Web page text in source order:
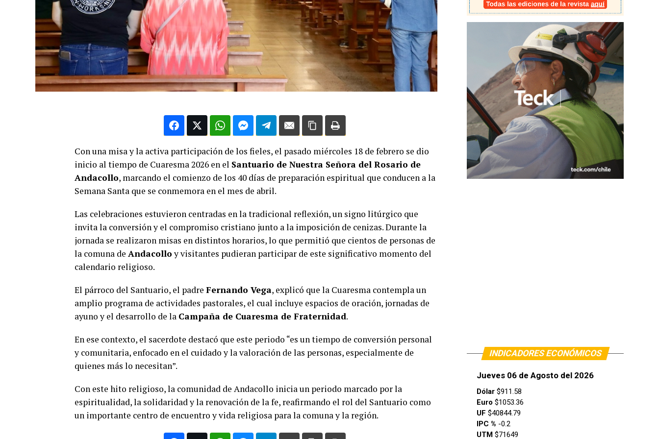
Con una misa y la activa participación de los fieles, el pasado miércoles 18 de febrero se dio
inicio al tiempo de Cuaresma 2026 en el Santuario de Nuestra Señora del Rosario de
Andacollo, marcando el comienzo de los 40 días de preparación espiritual que conducen a la
Semana Santa que se conmemora en el mes de abril.
Las celebraciones estuvieron centradas en la tradicional reflexión, un signo litúrgico que
invita la conversión y el compromiso cristiano junto a la imposición de cenizas. Durante la
jornada se realizaron misas en distintos horarios, lo que permitió que cientos de personas de
la comuna de Andacolloy visitantes pudieran participar de este significativo momento del
calendario religioso.
El párroco del Santuario, el padre Fernando Vega, explicó que la Cuaresma contempla un
amplio programa de actividades pastorales, el cual incluye espacios de oración, jornadas de
ayuno y el desarrollo de la Campaña de Cuaresma de Fraternidad.
En ese contexto, el sacerdote destacó que este periodo “es un tiempo de conversión personal
y comunitaria, enfocado en el cuidado y la valoración de las personas, especialmente de
quienes más lo necesitan”.
Con este hito religioso, la comunidad de Andacollo inicia un periodo marcado por la
espiritualidad, la solidaridad y la renovación de la fe, reafirmando el rol del Santuario como
un importante centro de encuentro y vida religiosa para la comuna y la región.
INDICADORES ECONÓMICOS
Jueves 06 de Agosto del 2026
Dólar $911.58
Euro $1053.36
UF $40844.79
IPC % -0.2
UTM $71649